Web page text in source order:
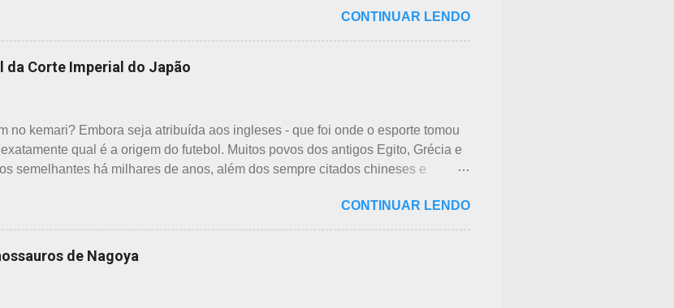
por exemplo: 7 maravilhas do mundo, 7 pecados mortais, 7 virtudes, 7
7 cores, 7 anões, etc... Budistas acreditam em 7 reencarnações. Japoneses
dia após o nascimento de um bebê e, assim, como os cristãos realizam culto
e, novamente, depois de 7 semanas. Não descobri a razão, mas não é de
CONTINUAR LENDO
Corte Imperial do Japão
no kemari? Embora seja atribuída aos ingleses - que foi onde o esporte tomou
qual é a origem do futebol. Muitos povos dos antigos Egito, Grécia e
semelhantes há milhares de anos, além dos sempre citados chineses e
deles e é o primeiro no ranking. O beisebol caiu para o segundo lugar. A
pelos japoneses foi crescendo gradativamente. Algumas pesquisas de poucos
o beisebol como o esporte favorito dos japoneses e, em segundo, o futebol.
japoneses pelo futebol ultrapassou o beisebol. Existem campos de futebol
CONTINUAR LENDO
de Nagoya